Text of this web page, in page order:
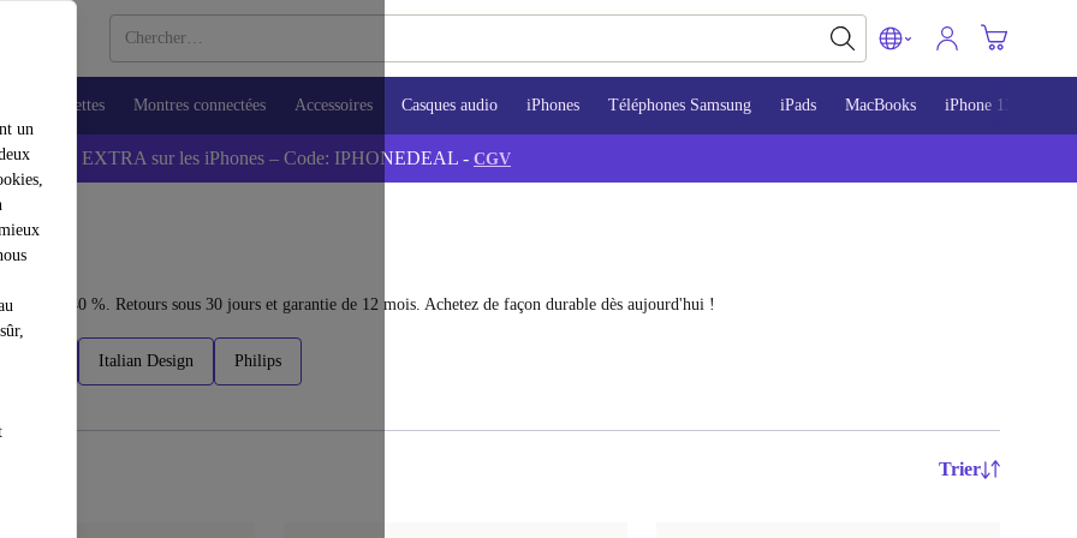
un
Tablettes Montres connectées Accessoires Casques audio iPhones Téléphones Samsung iPads MacBooks iPhone 13
💰-5% EXTRA sur les iPhones – Code: IPHONEDEAL - CGV
jusqu'à 40 %. Retours sous 30 jours et garantie de 12 mois. Achetez de façon durable dès aujourd'hui !
Italian Design Philips
Trier